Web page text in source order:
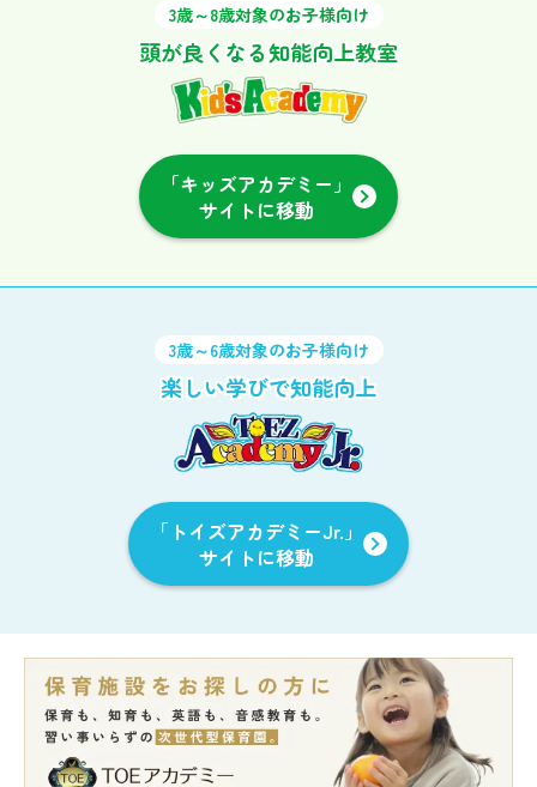
3歳～8歳対象のお子様向け
頭が良くなる知能向上教室
「キッズアカデミー」
サイトに移動
3歳～6歳対象のお子様向け
楽しい学びで知能向上
「トイズアカデミーJr.」
サイトに移動